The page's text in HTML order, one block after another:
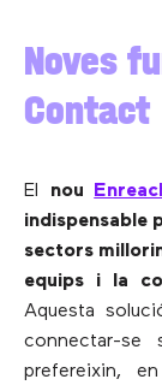
Noves
Contact
El nou
indispensable
sectors
equips i la
Aquesta
connectar-se
prefereixin,